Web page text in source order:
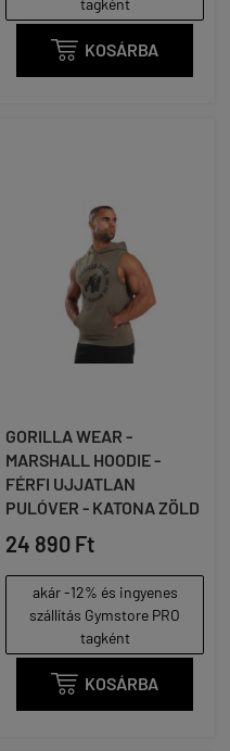
tagként
 KOSÁRBA
GORILLA WEAR -
MARSHALL HOODIE -
FÉRFI UJJATLAN
PULÓVER - KATONA ZÖLD
24 890 Ft
akár -12% és ingyenes
szállítás Gymstore PRO
tagként
 KOSÁRBA